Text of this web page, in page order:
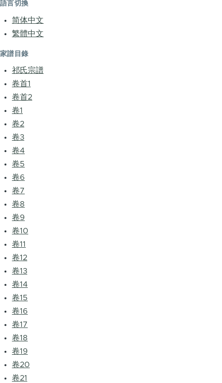
語言切換
简体中文
繁體中文
家譜目錄
祁氏宗譜
卷首1
卷首2
卷1
卷2
卷3
卷4
卷5
卷6
卷7
卷8
卷9
卷10
卷11
卷12
卷13
卷14
卷15
卷16
卷17
卷18
卷19
卷20
卷21